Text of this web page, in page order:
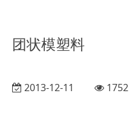
团状模塑料
2013-12-11 1752